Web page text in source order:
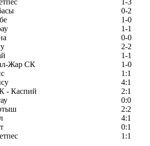
1-3
0-2
1-0
1-1
0-0
2-2
1-1
Жар СК
1-0
1:1
4:1
- Каспий
2:1
0:0
2:2
4:1
0:1
1:1